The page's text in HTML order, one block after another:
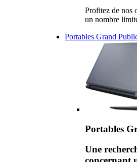
Profitez de nos
un nombre
Portables Grand
Portables
Une